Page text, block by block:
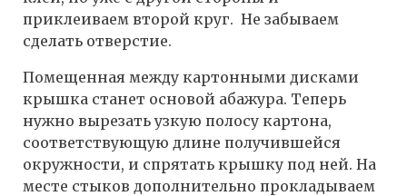
приклеиваем второй круг. Не забываем
сделать отверстие.
Помещенная между картонными дисками
крышка станет основой абажура. Теперь
нужно вырезать узкую полосу картона,
соответствующую длине получившейся
окружности, и спрятать крышку под ней. На
месте стыков дополнительно прокладываем